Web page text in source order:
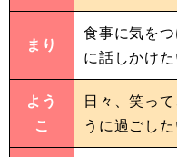
まり
食事に気を
に話しかけた
よう
こ
日々、笑っ
うに過ごした